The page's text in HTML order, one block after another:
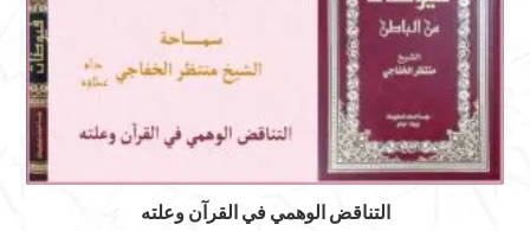
التناقض الوهمي في القرآن وعلته